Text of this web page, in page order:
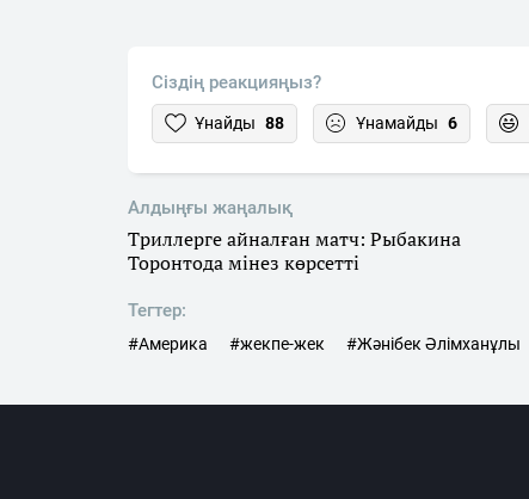
Сіздің реакцияңыз?
Ұнайды 88 Ұнамайды 6
Алдыңғы жаңалық
Триллерге айналған матч: Рыбакина
Торонтода мінез көрсетті
Тегтер:
#Америка #жекпе-жек #Жәнібек Әлімханұлы